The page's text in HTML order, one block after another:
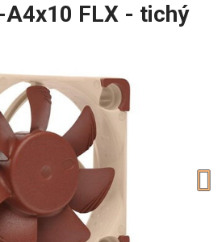
A4x10 FLX - tichý